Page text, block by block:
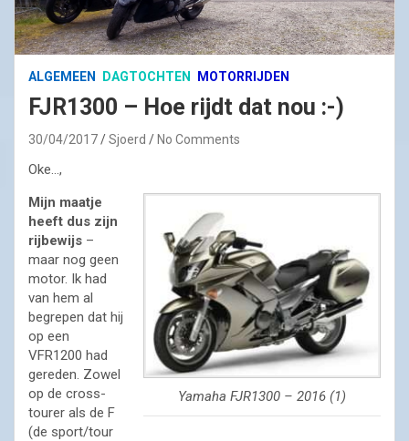
ALGEMEEN DAGTOCHTEN MOTORRIJDEN
FJR1300 – Hoe rijdt dat nou :-)
30/04/2017 Sjoerd No Comments
Oke…,
Yamaha FJR1300 – 2016 (1)
Mijn maatje
heeft dus zijn
rijbewijs –
maar nog geen
motor. Ik had
van hem al
begrepen dat hij
op een
VFR1200 had
gereden. Zowel
op de cross-
tourer als de F
(de sport/tour